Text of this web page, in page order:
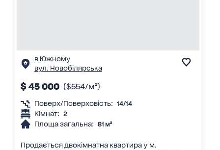
в Южному
вул. Новобілярська
$ 45 000 ($554/м²)
Поверх/Поверховість: 14/14
Кімнат: 2
Площа загальна: 81 м²
Продається двокімнатна квартира у м.